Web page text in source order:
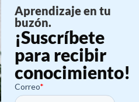
Aprendizaje en tu
buzón.
¡Suscríbete
para recibir
conocimiento!